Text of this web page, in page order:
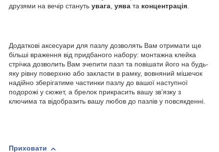
друзями на вечір стануть увага, уява та концентрація.
Додаткові аксесуари для пазлу дозволять Вам отримати ще
більші враження від придбаного набору: монтажна клейка
стрічка дозволить Вам зчепити пазл та повішати його на будь-
яку рівну поверхню або закласти в рамку, вовняний мішечок
надійно зберігатиме частинки пазлу до вашої наступної
подорожі у сюжет, а брелок прикрасить вашу зв’язку з
ключима та відобразить вашу любов до пазлів у повсякденні.
Приховати